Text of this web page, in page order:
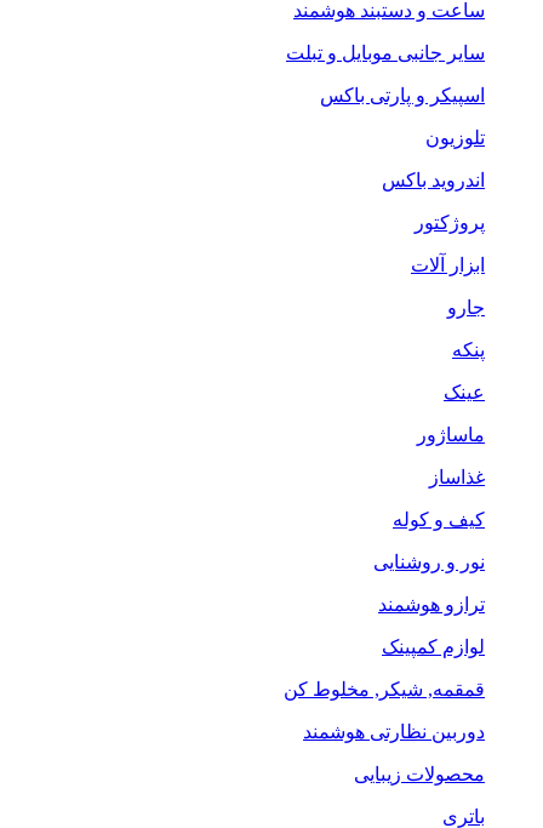
ساعت و دستبند هوشمند
سایر جانبی موبایل و تبلت
اسپیکر و پارتی باکس
تلوزیون
اندروید باکس
پروژکتور
ابزار آلات
جارو
پنکه
عینک
ماساژور
غذاساز
کیف و کوله
نور و روشنایی
ترازو هوشمند
لوازم کمپینک
قمقمه, شیکر, مخلوط کن
دوربین نظارتی هوشمند
محصولات زیبایی
باتری